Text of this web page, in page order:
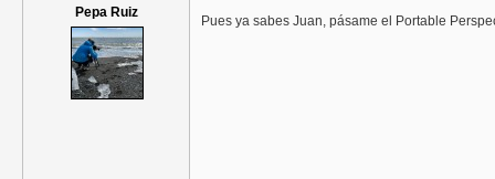
Pepa Ruiz
Pues ya sabes Juan, pásame el Portable